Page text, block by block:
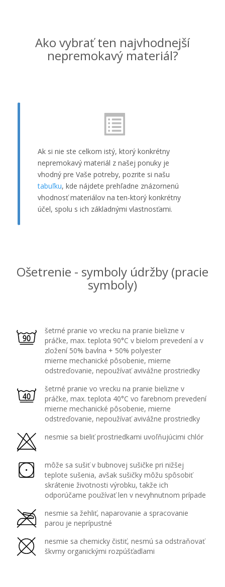
Ako vybrať ten najvhodnejší
nepremokavý materiál?
Ak si nie ste celkom istý, ktorý konkrétny
nepremokavý materiál z našej ponuky je
vhodný pre Vaše potreby, pozrite si našu
tabuľku, kde nájdete prehľadne znázornenú
vhodnosť materiálov na ten-ktorý konkrétny
účel, spolu s ich základnými vlastnosťami.
Ošetrenie - symboly údržby (pracie
symboly)
šetrné pranie vo vrecku na pranie bielizne v
práčke, max. teplota 90°C v bielom prevedení a v
zložení 50% bavlna + 50% polyester
mierne mechanické pôsobenie, mierne
odstreďovanie, nepoužívať avivážne prostriedky
šetrné pranie vo vrecku na pranie bielizne v
práčke, max. teplota 40°C vo farebnom prevedení
mierne mechanické pôsobenie, mierne
odstreďovanie, nepoužívať avivážne prostriedky
nesmie sa bieliť prostriedkami uvoľňujúcimi chlór
môže sa sušiť v bubnovej sušičke pri nižšej
teplote sušenia, avšak sušičky môžu spôsobiť
skrátenie životnosti výrobku, takže ich
odporúčame používať len v nevyhnutnom prípade
nesmie sa žehliť, naparovanie a spracovanie
parou je neprípustné
nesmie sa chemicky čistiť, nesmú sa odstraňovať
škvrny organickými rozpúšťadlami